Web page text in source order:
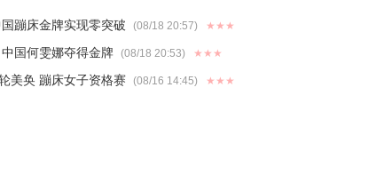
蹦床金牌实现零突破 (08/18 20:57) ★★★
国何雯娜夺得金牌 (08/18 20:53) ★★★
美奂 蹦床女子资格赛 (08/16 14:45) ★★★